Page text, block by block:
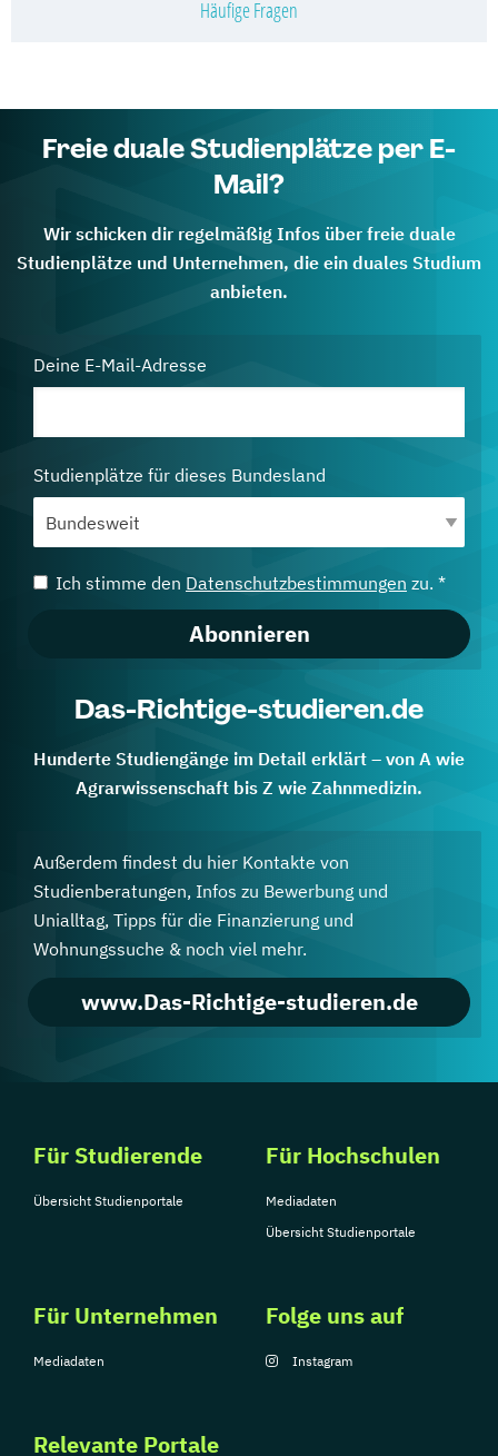
Häufige Fragen
Freie duale Studienplätze per E-
Mail?
Wir schicken dir regelmäßig Infos über freie duale
Studienplätze und Unternehmen, die ein duales Studium
anbieten.
Deine E-Mail-Adresse
Studienplätze für dieses Bundesland
Ich stimme den Datenschutzbestimmungen zu. *
Abonnieren
Das-Richtige-studieren.de
Hunderte Studiengänge im Detail erklärt – von A wie
Agrarwissenschaft bis Z wie Zahnmedizin.
Außerdem findest du hier Kontakte von
Studienberatungen, Infos zu Bewerbung und
Unialltag, Tipps für die Finanzierung und
Wohnungssuche & noch viel mehr.
www.Das-Richtige-studieren.de
Für Studierende
Übersicht Studienportale
Für Hochschulen
Mediadaten
Übersicht Studienportale
Für Unternehmen
Mediadaten
Relevante Portale
Folge uns auf
Instagram